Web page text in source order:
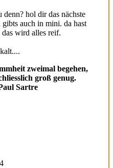
denn? hol dir das nächste
gibts auch in mini. da hast
das wird alles reif.
zweimal begehen,
groß genug.
Sartre